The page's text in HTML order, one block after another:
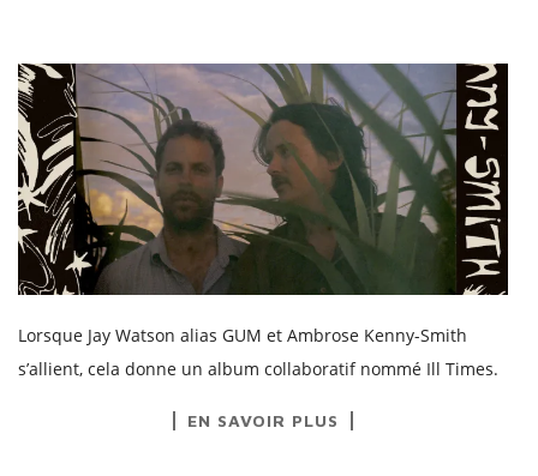
Lorsque Jay Watson alias GUM et Ambrose Kenny-Smith
s’allient, cela donne un album collaboratif nommé Ill Times.
EN SAVOIR PLUS